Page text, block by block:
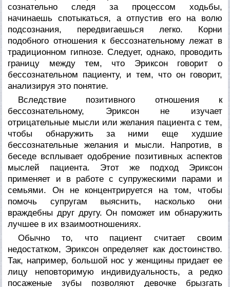
сознательно следя за процессом ходьбы,
начинаешь спотыкаться, а отпустив его на волю
под­сознания, передвигаешься легко. Корни
подобного отношения к бессознательному лежат в
традиционном гипнозе. Следует, однако, проводить
границу между тем, что Эриксон говорит о
бессознательном пациенту, и тем, что он говорит,
анализируя это понятие.
Вследствие позитивного отношения к
бессознательному, Эриксон не изучает
отрицательные мысли или желания пациен­та с тем,
чтобы обнаружить за ними еще худшие
бессознатель­ные желания и мысли. Напротив, в
беседе всплывает одобрение позитивных аспектов
мыслей пациента. Этот же подход Эрик­сон
применяет и в работе с супружескими парами и
семьями. Он не концентрируется на том, чтобы
помочь супругам выяс­нить, насколько они
враждебны друг другу. Он поможет им об­наружить
лучшее в их взаимоотношениях.
Обычно то, что пациент считает своим
недостатком, Эрик­сон определяет как достоинство.
Так, например, большой нос у женщины придает ее
лицу неповторимую индивидуальность, а редко
посаженые зубы позволяют девочке брызгать